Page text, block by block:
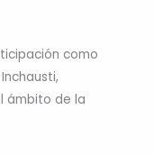
como
ámbito de la